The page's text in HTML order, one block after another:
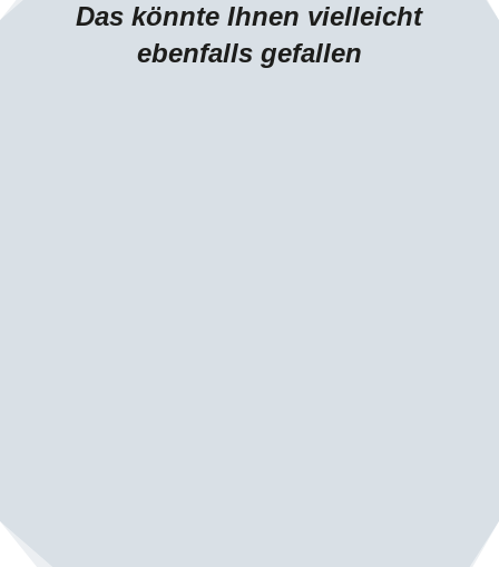
Das könnte Ihnen vielleicht
ebenfalls gefallen